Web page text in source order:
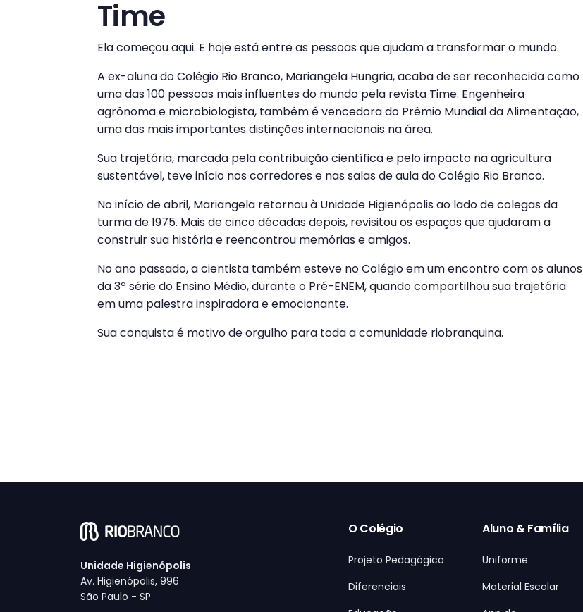
Time
Ela começou aqui. E hoje está entre as pessoas que ajudam a transformar o mundo.
A ex-aluna do Colégio Rio Branco, Mariangela Hungria, acaba de ser reconhecida como
uma das 100 pessoas mais influentes do mundo pela revista Time. Engenheira
agrônoma e microbiologista, também é vencedora do Prêmio Mundial da Alimentação,
uma das mais importantes distinções internacionais na área.
Sua trajetória, marcada pela contribuição científica e pelo impacto na agricultura
sustentável, teve início nos corredores e nas salas de aula do Colégio Rio Branco.
No início de abril, Mariangela retornou à Unidade Higienópolis ao lado de colegas da
turma de 1975. Mais de cinco décadas depois, revisitou os espaços que ajudaram a
construir sua história e reencontrou memórias e amigos.
No ano passado, a cientista também esteve no Colégio em um encontro com os alunos
da 3ª série do Ensino Médio, durante o Pré-ENEM, quando compartilhou sua trajetória
em uma palestra inspiradora e emocionante.
Sua conquista é motivo de orgulho para toda a comunidade riobranquina.
Unidade Higienópolis
Av. Higienópolis, 996
São Paulo - SP
O Colégio
Projeto Pedagógico
Diferenciais
Aluno & Família
Uniforme
Material Escolar